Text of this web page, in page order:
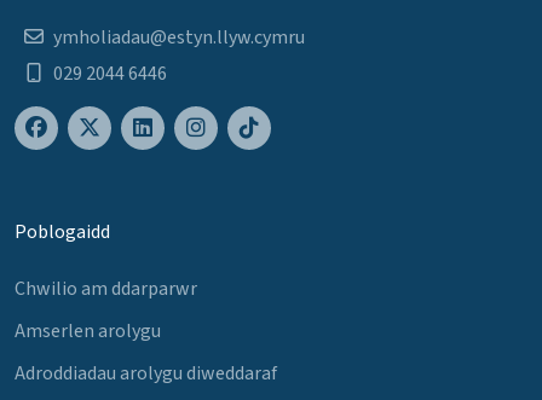
ymholiadau@estyn.llyw.cymru
029 2044 6446
Poblogaidd
Chwilio am ddarparwr
Amserlen arolygu
Adroddiadau arolygu diweddaraf